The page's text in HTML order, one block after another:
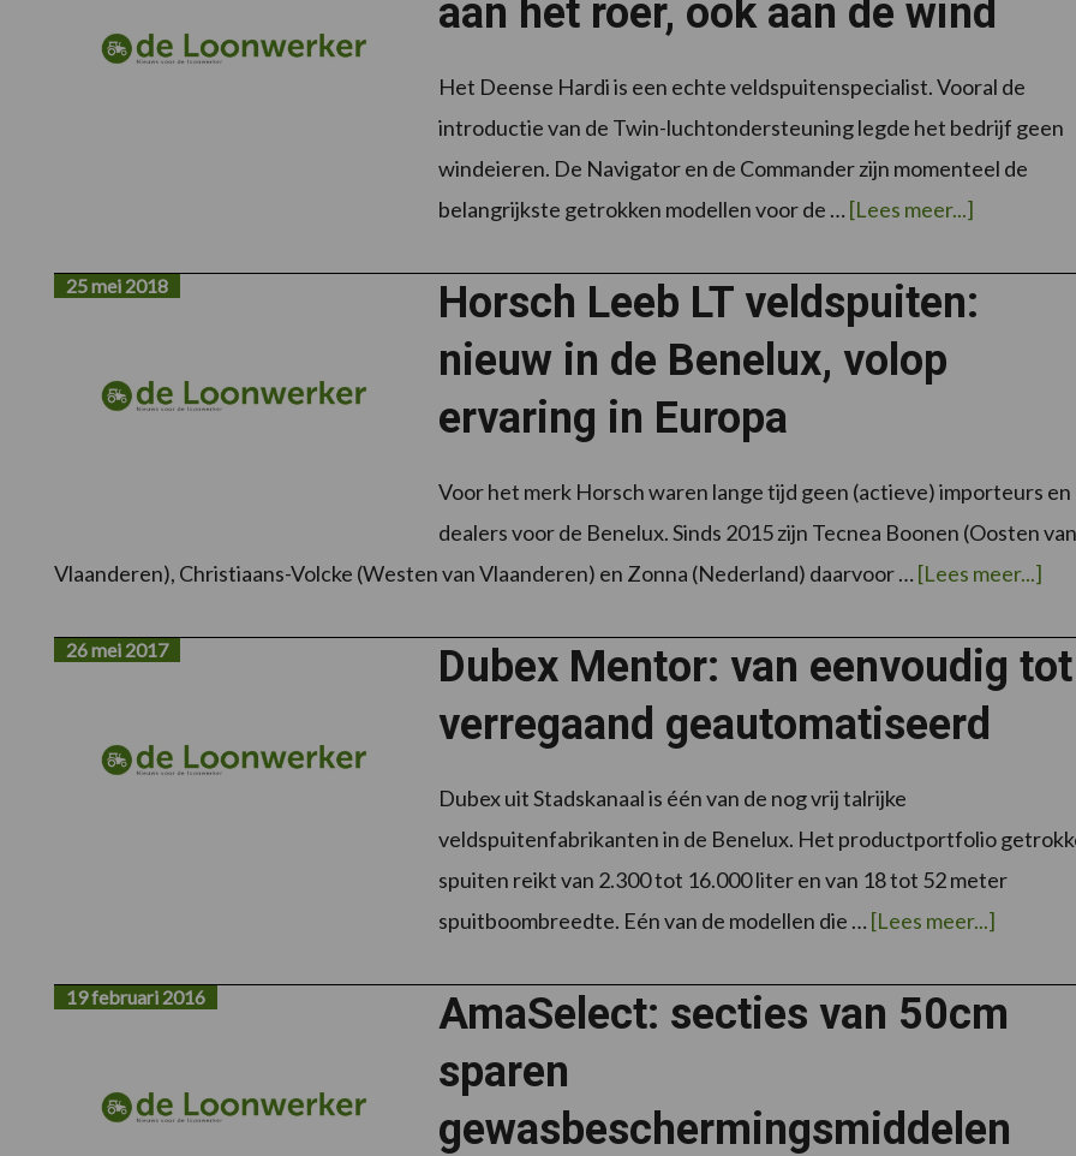
aan het roer, ook aan de wind
Het Deense Hardi is een echte veldspuitenspecialist. Vooral de
introductie van de Twin-luchtondersteuning legde het bedrijf geen
windeieren. De Navigator en de Commander zijn momenteel de
belangrijkste getrokken modellen voor de … [Lees meer...]overHardi
roer,
ook
Horsch Leeb LT veldspuiten:
nieuw in de Benelux, volop
ervaring in Europa
25 mei 2018
Voor het merk Horsch waren lange tijd geen (actieve) importeurs en
dealers voor de Benelux. Sinds 2015 zijn Tecnea Boonen (Oosten van
Vlaanderen), Christiaans-Volcke (Westen van Vlaanderen) en Zonna (Nederland) daarvoor … [Lees meer...]
in
de
Dubex Mentor: van eenvoudig tot
verregaand geautomatiseerd
26 mei 2017
Dubex uit Stadskanaal is één van de nog vrij talrijke
veldspuitenfabrikanten in de Benelux. Het productportfolio
spuiten reikt van 2.300 tot 16.000 liter en van 18 tot 52 meter
spuitboombreedte. Eén van de modellen die … [Lees meer...]
Mentor:
AmaSelect: secties van 50cm
sparen
gewasbeschermingsmiddelen
19 februari 2016